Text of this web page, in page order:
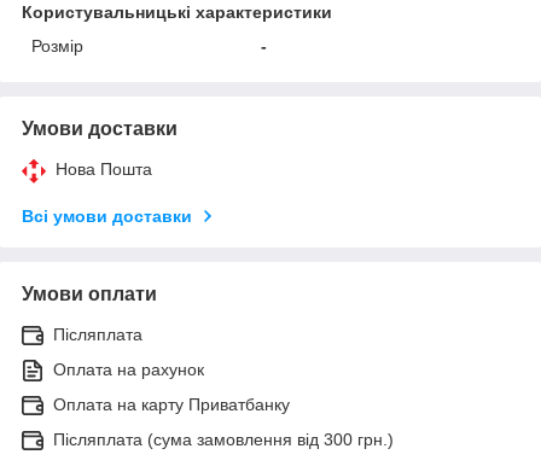
Користувальницькі характеристики
Розмір
-
Умови доставки
Нова Пошта
Всі умови доставки
Умови оплати
Післяплата
Оплата на рахунок
Оплата на карту Приватбанку
Післяплата (сума замовлення від 300 грн.)